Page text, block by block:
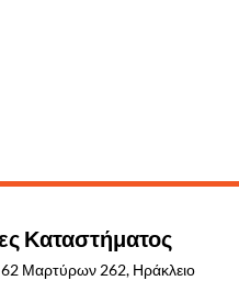
Καταστήματος
Μαρτύρων 262, Ηράκλειο